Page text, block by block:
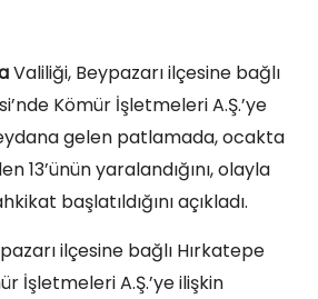
Valiliği, Beypazarı ilçesine bağlı
Kömür İşletmeleri A.Ş.’ye
gelen patlamada, ocakta
13’ünün yaralandığını, olayla
başlatıldığını açıkladı.
ilçesine bağlı Hırkatepe
İşletmeleri A.Ş.’ye ilişkin